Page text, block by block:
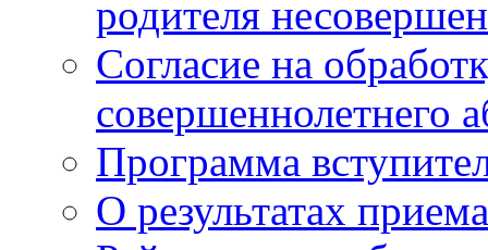
родителя
Согласие на
совершеннолетнего
Программа
О результатах приема